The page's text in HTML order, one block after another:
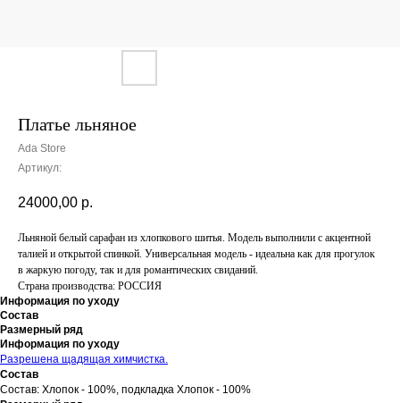
Платье льняное
Ada Store
Артикул:
24000,00 р.
Льняной белый сарафан из хлопкового шитья. Модель выполнили с акцентной
талией и открытой спинкой. Универсальная модель - идеальна как для прогулок
в жаркую погоду, так и для романтических свиданий.
Страна производства: РОССИЯ
Информация по уходу
Состав
Размерный ряд
Информация по уходу
Разрешена щадящая химчистка.
Состав
Состав: Хлопок - 100%, подкладка Хлопок - 100%